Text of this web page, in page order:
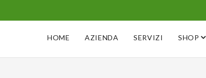
HOME AZIENDA SERVIZI SHOP